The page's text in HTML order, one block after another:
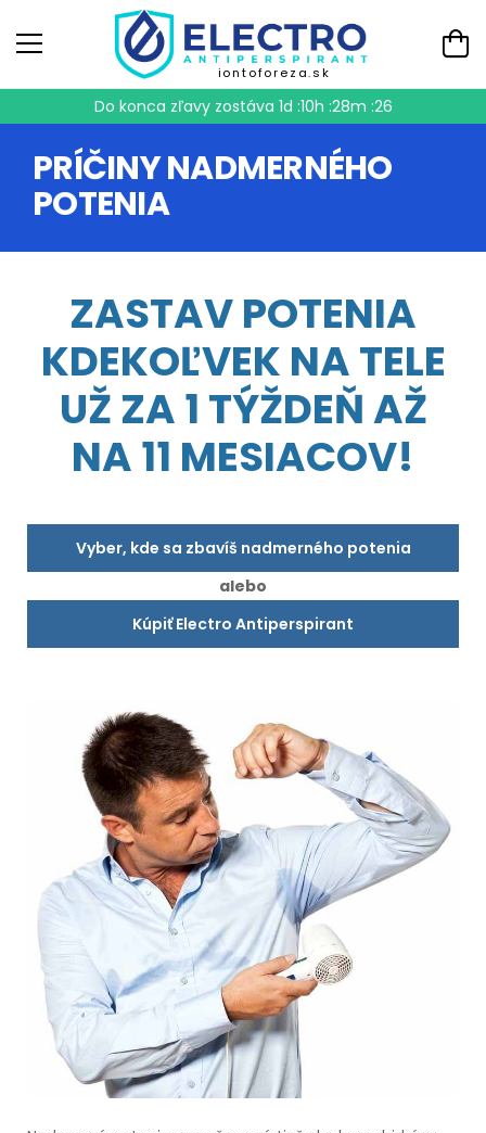
iontoforeza.sk
Do konca zľavy zostáva 1d :10h :28m :26
PRÍČINY NADMERNÉHO
POTENIA
ZASTAV POTENIA
KDEKOĽVEK NA TELE
UŽ ZA 1 TÝŽDEŇ AŽ
NA 11 MESIACOV!
Vyber, kde sa zbavíš nadmerného potenia
alebo
Kúpiť Electro Antiperspirant